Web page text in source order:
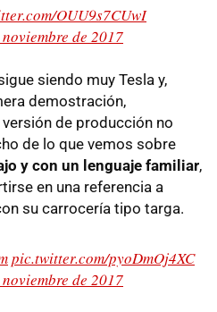
OUU9s7CUwI
de 2017
siendo muy Tesla y,
demostración,
de producción no
de lo que vemos sobre
y con un lenguaje familiar,
en una referencia a
su carrocería tipo targa.
pic.twitter.com/pyoDmOj4XC
de 2017